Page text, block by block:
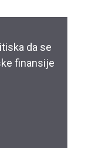
da se
finansije